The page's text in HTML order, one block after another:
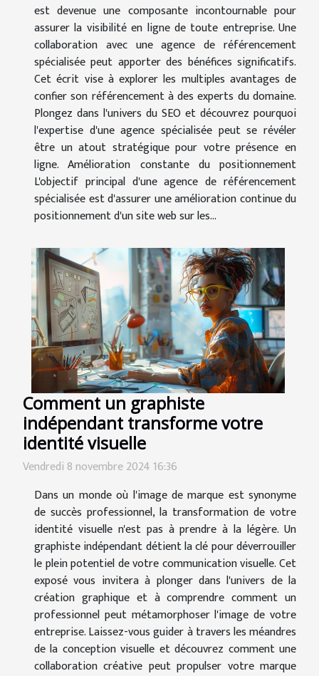
est devenue une composante incontournable pour
assurer la visibilité en ligne de toute entreprise. Une
collaboration avec une agence de référencement
spécialisée peut apporter des bénéfices significatifs.
Cet écrit vise à explorer les multiples avantages de
confier son référencement à des experts du domaine.
Plongez dans l'univers du SEO et découvrez pourquoi
l'expertise d'une agence spécialisée peut se révéler
être un atout stratégique pour votre présence en
ligne. Amélioration constante du positionnement
L'objectif principal d'une agence de référencement
spécialisée est d'assurer une amélioration continue du
positionnement d'un site web sur les...
Comment un graphiste
indépendant transforme votre
identité visuelle
Vendredi 8 novembre 2024 16:36
Dans un monde où l'image de marque est synonyme
de succès professionnel, la transformation de votre
identité visuelle n'est pas à prendre à la légère. Un
graphiste indépendant détient la clé pour déverrouiller
le plein potentiel de votre communication visuelle. Cet
exposé vous invitera à plonger dans l'univers de la
création graphique et à comprendre comment un
professionnel peut métamorphoser l'image de votre
entreprise. Laissez-vous guider à travers les méandres
de la conception visuelle et découvrez comment une
collaboration créative peut propulser votre marque